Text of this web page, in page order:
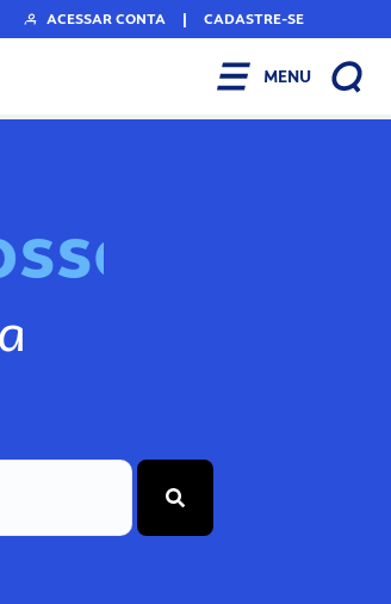
ACESSAR CONTA | CADASTRE-SE
MENU
sso